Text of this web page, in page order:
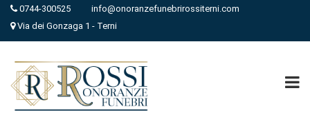
0744-300525
info@onoranzefunebrirossiterni.com
Via dei Gonzaga 1 - Terni